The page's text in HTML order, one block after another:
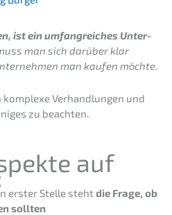
ist ein umfang­rei­ches Unter­
man sich darüber klar
man kaufen möchte.
Verhand­lun­gen und
zu beachten.
auf
erster Stelle stehtdie Frage, ob
sollten